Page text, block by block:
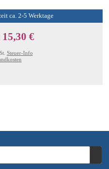
ca. 2-5 Werktage
15,30 €
Steuer-Info